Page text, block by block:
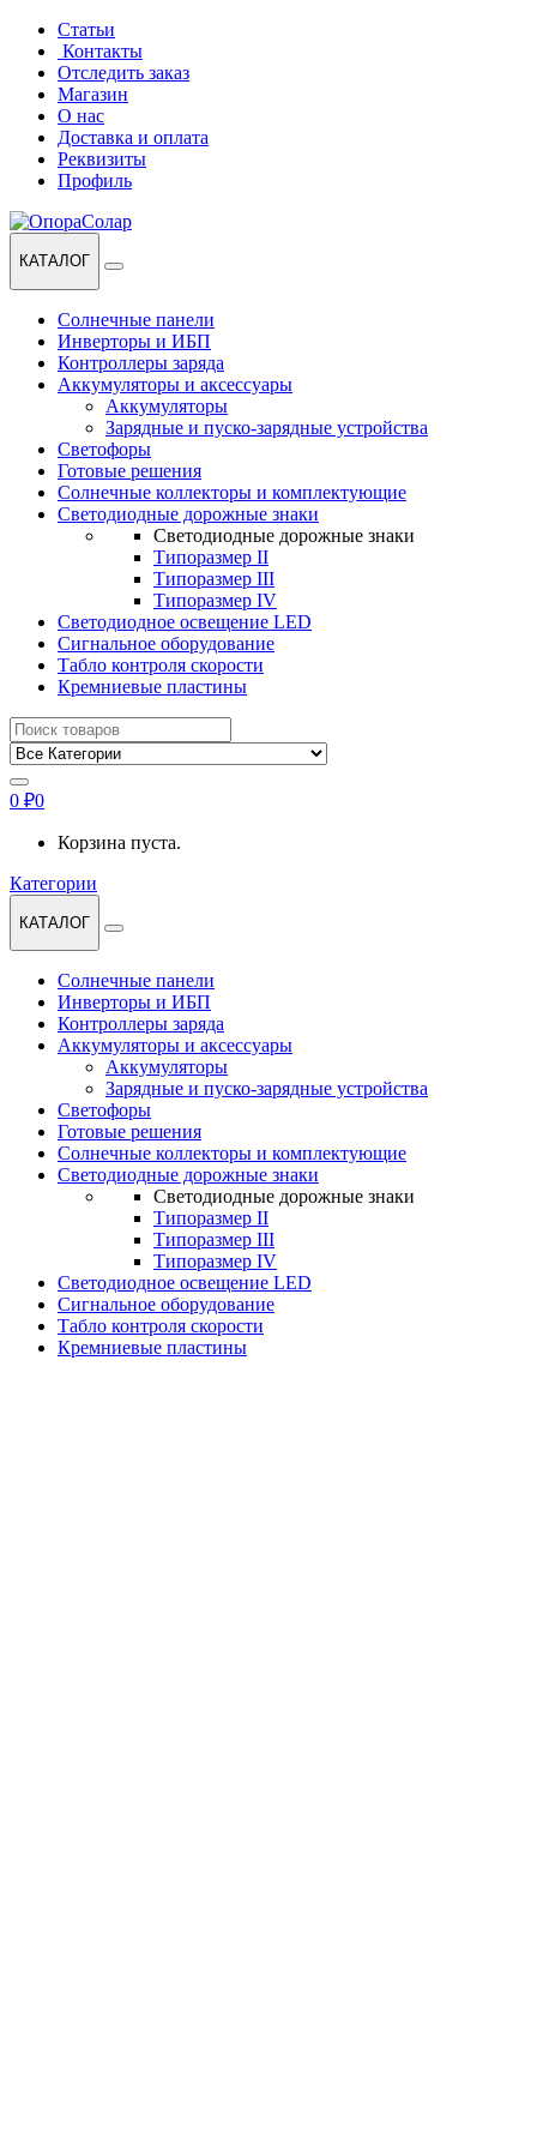
Перейти
навигации
Перейти
содержанию
Статьи
Контакты
Отследить заказ
Магазин
О нас
Доставка и оплата
Реквизиты
Профиль
КАТАЛОГ
Солнечные панели
Инверторы и ИБП
Контроллеры заряда
Аккумуляторы и аксессуары
Аккумуляторы
Зарядные и пуско-зарядные устройства
Светофоры
Готовые решения
Солнечные коллекторы и комплектующие
Светодиодные дорожные знаки
Светодиодные дорожные знаки
Типоразмер II
Типоразмер III
Типоразмер IV
Светодиодное освещение LED
Сигнальное оборудование
Табло контроля скорости
Кремниевые пластины
Найти:
0 ₽0
Корзина пуста.
Категории
КАТАЛОГ
Солнечные панели
Инверторы и ИБП
Контроллеры заряда
Аккумуляторы и аксессуары
Аккумуляторы
Зарядные и пуско-зарядные устройства
Светофоры
Готовые решения
Солнечные коллекторы и комплектующие
Светодиодные дорожные знаки
Светодиодные дорожные знаки
Типоразмер II
Типоразмер III
Типоразмер IV
Светодиодное освещение LED
Сигнальное оборудование
Табло контроля скорости
Кремниевые пластины